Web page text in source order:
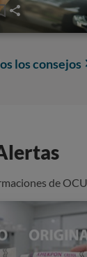
los consejos
de